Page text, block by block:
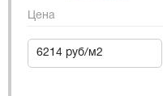
Цена
6214 руб/м2